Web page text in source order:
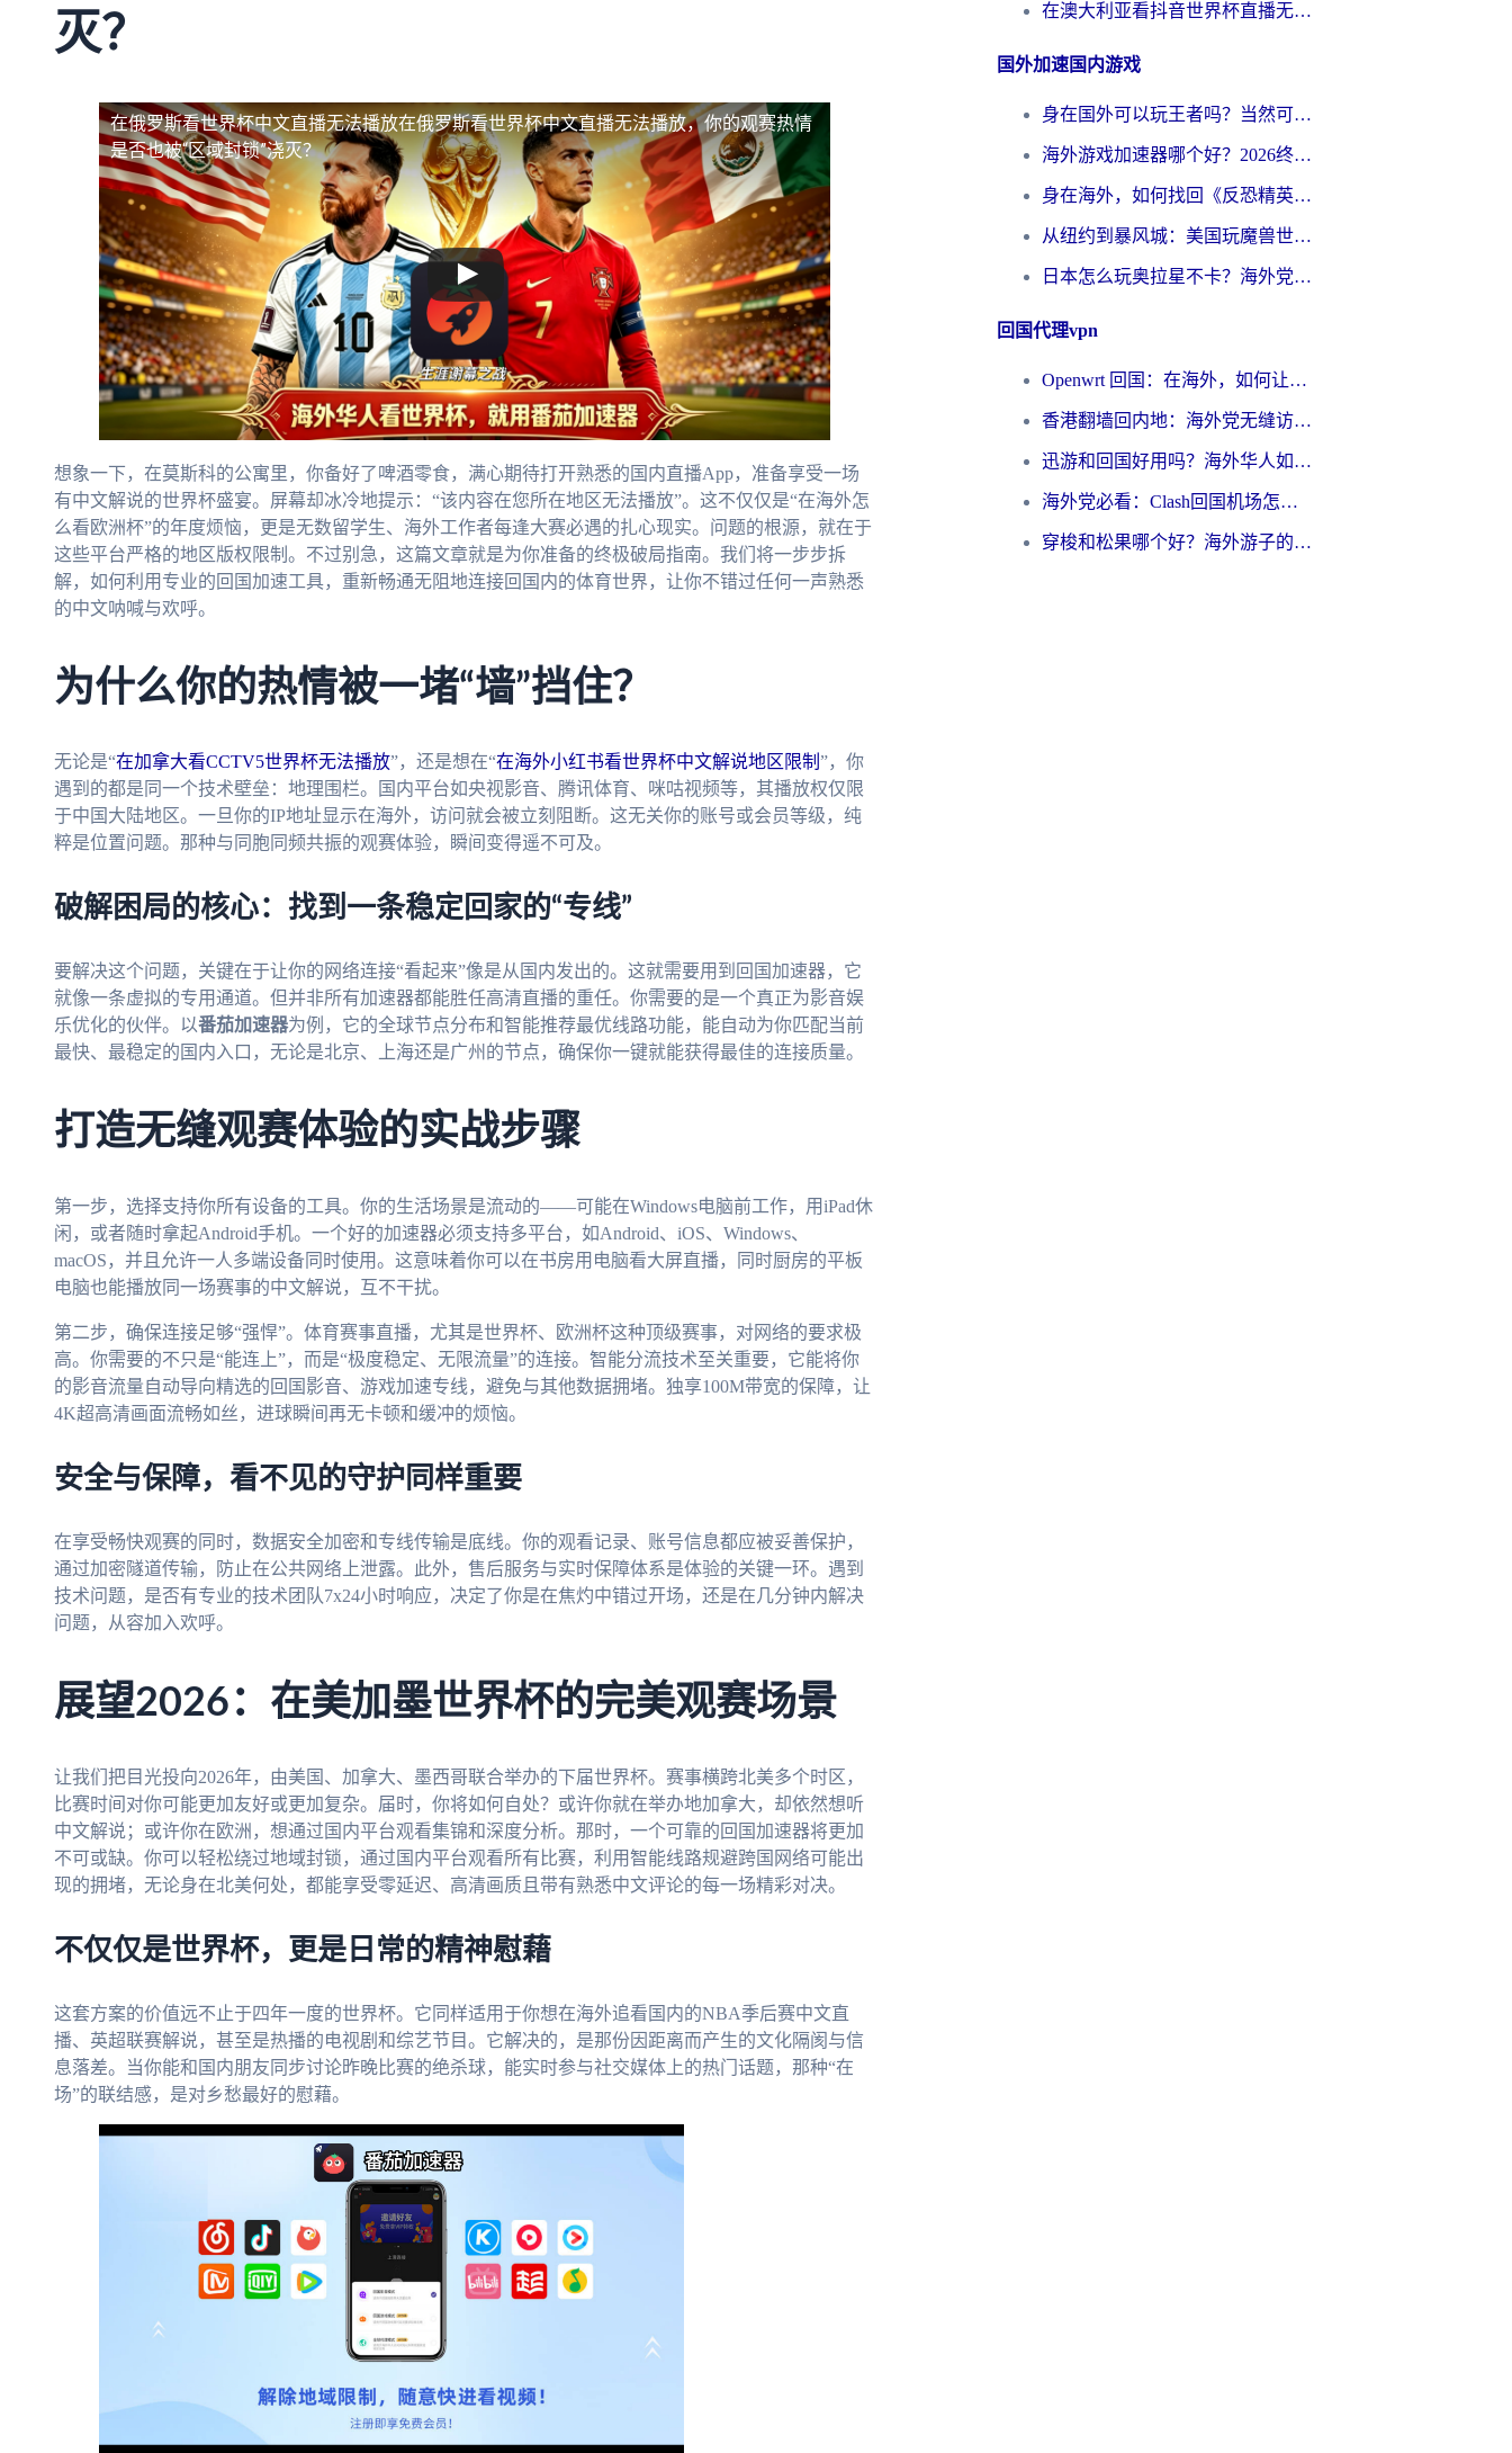
灭？
在俄罗斯看世界杯中文直播无法播放在俄罗斯看世界杯中文直播无法播放，你的观赛热情
是否也被“区域封锁”浇灭？
想象一下，在莫斯科的公寓里，你备好了啤酒零食，满心期待打开熟悉的国内直播App，准备享受一场
有中文解说的世界杯盛宴。屏幕却冰冷地提示：“该内容在您所在地区无法播放”。这不仅仅是“在海外怎
么看欧洲杯”的年度烦恼，更是无数留学生、海外工作者每逢大赛必遇的扎心现实。问题的根源，就在于
这些平台严格的地区版权限制。不过别急，这篇文章就是为你准备的终极破局指南。我们将一步步拆
解，如何利用专业的回国加速工具，重新畅通无阻地连接回国内的体育世界，让你不错过任何一声熟悉
的中文呐喊与欢呼。
为什么你的热情被一堵“墙”挡住？
无论是“在加拿大看CCTV5世界杯无法播放”，还是想在“在海外小红书看世界杯中文解说地区限制 ”，你
遇到的都是同一个技术壁垒：地理围栏。国内平台如央视影音、腾讯体育、咪咕视频等，其播放权仅限
于中国大陆地区。一旦你的IP地址显示在海外，访问就会被立刻阻断。这无关你的账号或会员等级，纯
粹是位置问题。那种与同胞同频共振的观赛体验，瞬间变得遥不可及。
破解困局的核心：找到一条稳定回家的“专线”
要解决这个问题，关键在于让你的网络连接“看起来”像是从国内发出的。这就需要用到回国加速器，它
就像一条虚拟的专用通道。但并非所有加速器都能胜任高清直播的重任。你需要的是一个真正为影音娱
乐优化的伙伴。以番茄加速器为例，它的全球节点分布和智能推荐最优线路功能，能自动为你匹配当前
最快、最稳定的国内入口，无论是北京、上海还是广州的节点，确保你一键就能获得最佳的连接质量。
打造无缝观赛体验的实战步骤
第一步，选择支持你所有设备的工具。你的生活场景是流动的——可能在Windows电脑前工作，用iPad休
闲，或者随时拿起Android手机。一个好的加速器必须支持多平台，如Android、iOS、Windows、
macOS，并且允许一人多端设备同时使用。这意味着你可以在书房用电脑看大屏直播，同时厨房的平板
电脑也能播放同一场赛事的中文解说，互不干扰。
第二步，确保连接足够“强悍”。体育赛事直播，尤其是世界杯、欧洲杯这种顶级赛事，对网络的要求极
高。你需要的不只是“能连上”，而是“极度稳定、无限流量”的连接。智能分流技术至关重要，它能将你
的影音流量自动导向精选的回国影音、游戏加速专线，避免与其他数据拥堵。独享100M带宽的保障，让
4K超高清画面流畅如丝，进球瞬间再无卡顿和缓冲的烦恼。
安全与保障，看不见的守护同样重要
在享受畅快观赛的同时，数据安全加密和专线传输是底线。你的观看记录、账号信息都应被妥善保护，
通过加密隧道传输，防止在公共网络上泄露。此外，售后服务与实时保障体系是体验的关键一环。遇到
技术问题，是否有专业的技术团队7x24小时响应，决定了你是在焦灼中错过开场，还是在几分钟内解决
问题，从容加入欢呼。
展望2026：在美加墨世界杯的完美观赛场景
让我们把目光投向2026年，由美国、加拿大、墨西哥联合举办的下届世界杯。赛事横跨北美多个时区，
比赛时间对你可能更加友好或更加复杂。届时，你将如何自处？或许你就在举办地加拿大，却依然想听
中文解说；或许你在欧洲，想通过国内平台观看集锦和深度分析。那时，一个可靠的回国加速器将更加
不可或缺。你可以轻松绕过地域封锁，通过国内平台观看所有比赛，利用智能线路规避跨国网络可能出
现的拥堵，无论身在北美何处，都能享受零延迟、高清画质且带有熟悉中文评论的每一场精彩对决。
不仅仅是世界杯，更是日常的精神慰藉
这套方案的价值远不止于四年一度的世界杯。它同样适用于你想在海外追看国内的NBA季后赛中文直
播、英超联赛解说，甚至是热播的电视剧和综艺节目。它解决的，是那份因距离而产生的文化隔阂与信
息落差。当你能和国内朋友同步讨论昨晚比赛的绝杀球，能实时参与社交媒体上的热门话题，那种“在
场”的联结感，是对乡愁最好的慰藉。
在澳大利亚看抖音世界杯直播无法播放？海外党体育观赛终极指南来了！
国外加速国内游戏
身在国外可以玩王者吗？当然可以，但你需要这份“加速”指南
海外游戏加速器哪个好？2026终极指南帮你畅玩国服+解决卡顿难题
身在海外，如何找回《反恐精英：全球攻势》国服的丝滑手感？一份给你的终极指南
从纽约到暴风城：美国玩魔兽世界，如何找到你的最佳网络航线
日本怎么玩奥拉星不卡？海外党国服游戏加速器选择全攻略
回国代理vpn
Openwrt 回国：在海外，如何让家的网络触手可及
香港翻墙回内地：海外党无缝访问国内资源的加速器选择全攻略
迅游和回国好用吗？海外华人如何选择靠谱的回国加速器
海外党必看：Clash回国机场怎么选？一篇搞定无缝访问国内资源的全攻略
穿梭和松果哪个好？海外游子的数字归乡路，到底该怎么选